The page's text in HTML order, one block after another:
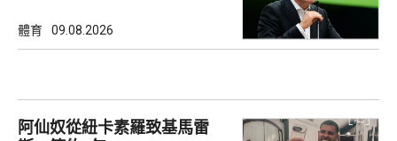
體育 09.08.2026
阿仙奴從紐卡素羅致基馬雷